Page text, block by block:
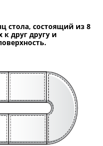
стола, состоящий из 8
друг другу и